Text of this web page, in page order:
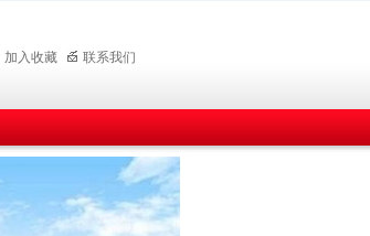
加入收藏 联系我们